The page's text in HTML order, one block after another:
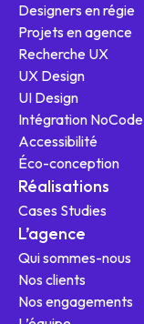
Designers en régie
Projets en agence
Recherche UX
UX Design
UI Design
Intégration NoCode
Accessibilité
Éco-conception
Réalisations
Cases Studies
L’agence
Qui sommes-nous
Nos clients
Nos engagements
Nos offres
L'agence
Ressources